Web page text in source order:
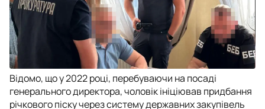
Відомо, що у 2022 році, перебуваючи на посаді
генерального директора, чоловік ініціював придбання
річкового піску через систему державних закупівель